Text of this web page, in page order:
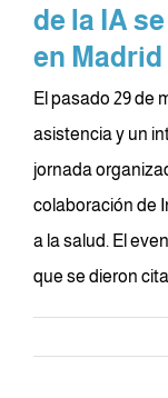
de la IA
en Madrid
El pasado 29 de
asistencia y un
jornada
colaboración de
a la salud. El
que se dieron